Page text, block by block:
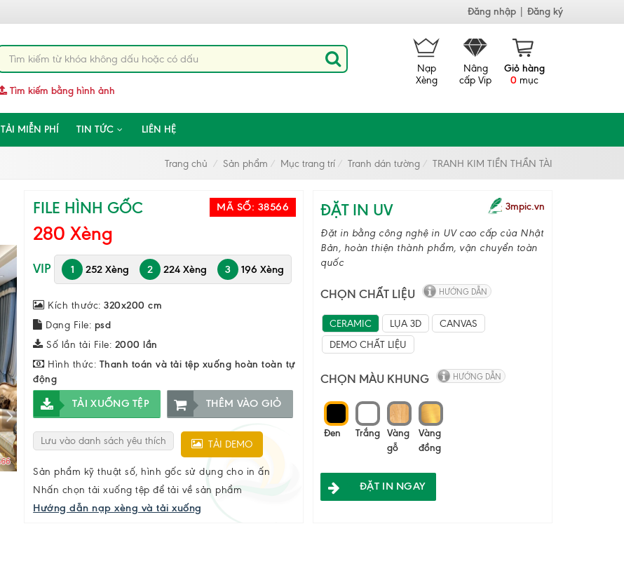
Đăng nhập Đăng ký
Tìm kiếm bằng hình ảnh
Giỏ hàng
0 mục
Nâng
cấp Vip
Nạp
Xèng
TẢI MIỄN PHÍ TIN TỨC LIÊN HỆ
Trang chủ Sản phẩm Mục trang trí Tranh dán tường TRANH KIM TIỀN THẦN TÀI
FILE HÌNH GỐC MÃ SỐ: 38566
280 Xèng
VIP 1 252 Xèng 2 224 Xèng 3 196 Xèng
Kích thước:320x200 cm
Dạng File: psd
Số lần tải File: 2000 lần
Hình thức: Thanh toán và tải tệp xuống hoàn toàn tự
động
TẢI XUỐNG TỆP THÊM VÀO GIỎ
Lưu vào danh sách yêu thích TẢI DEMO
Sản phẩm kỹ thuật số, hình gốc sử dụng cho in ấn
Nhấn chọn tải xuống tệp để tải về sản phẩm
Hướng dẫn nạp xèng và tải xuống
ĐẶT IN UV 3mpic.vn
Đặt in bằng công nghệ in UV cao cấp của Nhật
Bản, hoàn thiện thành phẩm, vận chuyển toàn
quốc
CHỌN CHẤT LIỆU HƯỚNG DẪN
CERAMIC LỤA 3D
CANVAS
DEMO CHẤT LIỆU
CHỌN MÀU KHUNG HƯỚNG DẪN
Đen Trắng Vàng
gỗ
Vàng
đồng
ĐẶT IN NGAY